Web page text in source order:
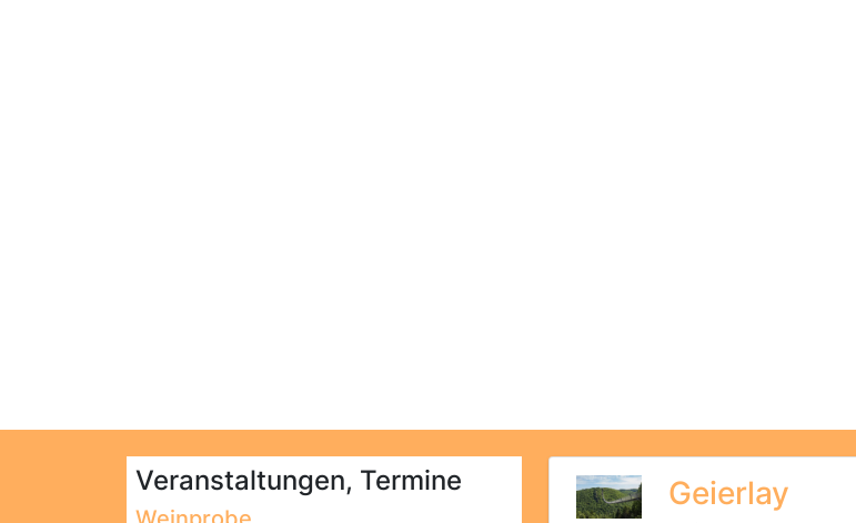
Veranstaltungen, Termine Geierlay